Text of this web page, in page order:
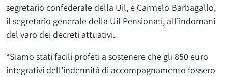
segretario confederale della Uil, e Carmelo Barbagallo,
il segretario generale della Uil Pensionati, all’indomani
del varo dei decreti attuativi.
“Siamo stati facili profeti a sostenere che gli 850 euro
integrativi dell’indennità di accompagnamento fossero